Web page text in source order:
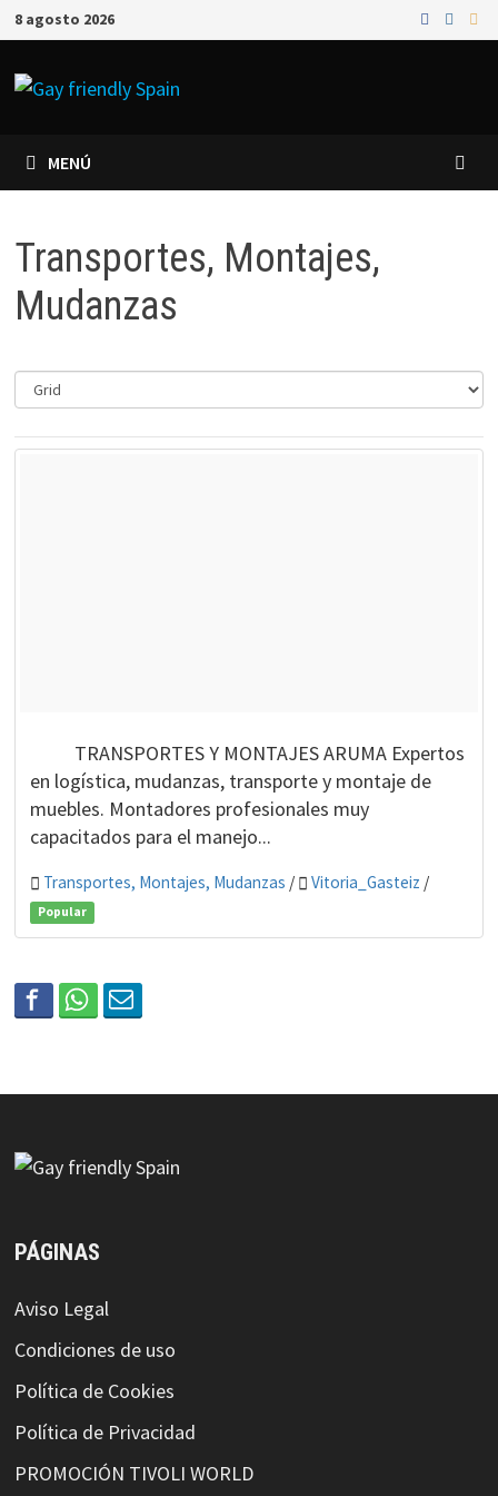
8 agosto 2026
MENÚ
Transportes, Montajes,
Mudanzas
TRANSPORTES Y MONTAJES ARUMA Expertos
en logística, mudanzas, transporte y montaje de
muebles. Montadores profesionales muy
capacitados para el manejo...
Transportes, Montajes, Mudanzas / Vitoria_Gasteiz /
Popular
PÁGINAS
Aviso Legal
Condiciones de uso
Política de Cookies
Política de Privacidad
PROMOCIÓN TIVOLI WORLD